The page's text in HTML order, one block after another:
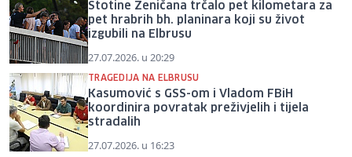
Stotine Zeničana trčalo pet kilometara za
pet hrabrih bh. planinara koji su život
izgubili na Elbrusu
27.07.2026. u 20:29
TRAGEDIJA NA ELBRUSU
Kasumović s GSS-om i Vladom FBiH
koordinira povratak preživjelih i tijela
stradalih
27.07.2026. u 16:23